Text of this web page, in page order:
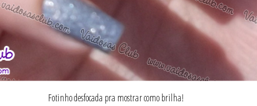
Fotinho desfocada pra mostrar como brilha!